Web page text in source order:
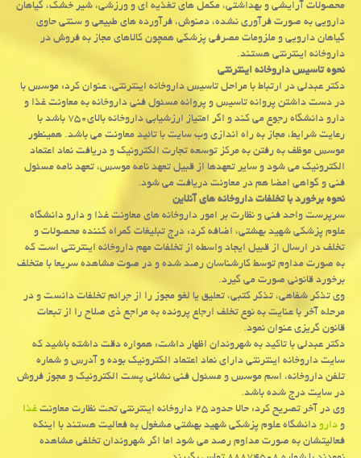
محصولات آرایشی و بهداشتی، مكمل های تغذیه ای و ورزشی، شیر خشك، گیاهان
دارویی به صورت فرآوری نشده، دمنوش، فرآورده های طبیعی و سنتی حاوی
گیاهان دارویی و ملزومات مصرفی پزشكی همچون كالاهای مجاز به فروش در
داروخانه اینترنتی هستند.
نحوه تاسیس داروخانه اینترنتی
دكتر عبدلی در ارتباط با مراحل تاسیس داروخانه اینترنتی، عنوان كرد: موسس با
در دست داشتن پروانه تاسیس و پروانه مسئول فنی داروخانه به معاونت غذا و
دارو دانشگاه رجوع می كند و اگر امتیاز ارزشیابی داروخانه بالای۷۵۰ باشد با
رعایت شرایط، مجاز به راه اندازی وب سایت با تائید معاونت می باشد. همینطور
موسس موظف به رفتن به مركز توسعه تجارت الكترونیك و دریافت نماد اعتماد
الكترونیك می شود و سایر تعهدها از قبیل تعهد نامه موسس، تعهد نامه مسئول
فنی و گواهی امضا هم در معاونت دریافت می شود.
نحوه برخورد با تخلفات داروخانه های آنلاین
سرپرست واحد فنی و نظارت بر امور داروخانه های معاونت غذا و دارو دانشگاه
علوم پزشكی شهید بهشتی، اضافه كرد: درج تبلیغات گمراه كننده محصولات و
تخلف در ارسال از قبیل ایجاد واسطه از تخلفات مهم داروخانه اینترنتی است كه
به صورت مداوم توسط كارشناسان رصد شده و در صوت مشاهده سریعا با متخلف
برخورد قانونی صورت می گیرد.
وی تذكر شفاهی، تذكر كتبی، تعلیق یا لغو مجوز را از جرائم تخلفات دانست و در
مرحله آخر با عنایت به نوع تخلف ارجاع پرونده به مراجع ذی صلاح را از تبعات
قانون گریزی عنوان نمود.
دكتر عبدلی با تاكید به شهروندان اظهار داشت: همواره دقت داشته باشید كه
سایت داروخانه اینترنتی دارای نماد اعتماد الكترونیك بوده و آدرس و شماره
تلفن داروخانه، اسم موسس و مسئول فنی نشانی پست الكترونیك و مجوز فروش
در سایت درج شده باشد.
وی در آخر تصریح كرد: حالا حدود ۲۵ داروخانه اینترنتی تحت نظارت معاونت
غذا
ودارودانشگاه علوم پزشكی شهید بهشتی مشغول به فعالیت هستند با اینكه
فعالیتشان به صورت مداوم رصد می شود اما اگر شهروندان تخلفی مشاهده